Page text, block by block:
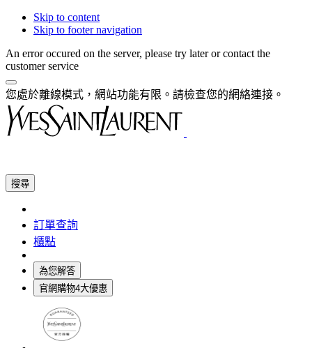
Skip to content
Skip to footer navigation
An error occured on the server, please try later or contact the
customer service
您處於離線模式，網站功能有限。請檢查您的網絡連接。
搜尋
訂單查詢
櫃點
為您解答
官網購物4大優惠